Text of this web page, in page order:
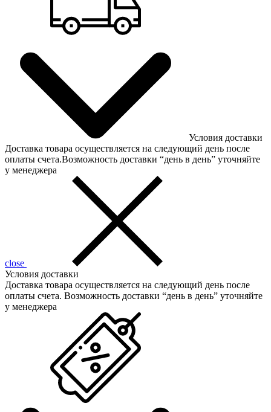
Условия доставки
Доставка товара осуществляется на следующий день после
оплаты счета.Возможность доставки “день в день” уточняйте
у менеджера
close
Условия доставки
Доставка товара осуществляется на следующий день после
оплаты счета. Возможность доставки “день в день” уточняйте
у менеджера